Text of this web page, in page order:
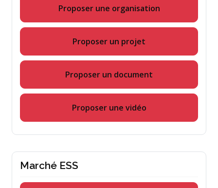
Proposer une organisation
Proposer un projet
Proposer un document
Proposer une vidéo
Marché ESS